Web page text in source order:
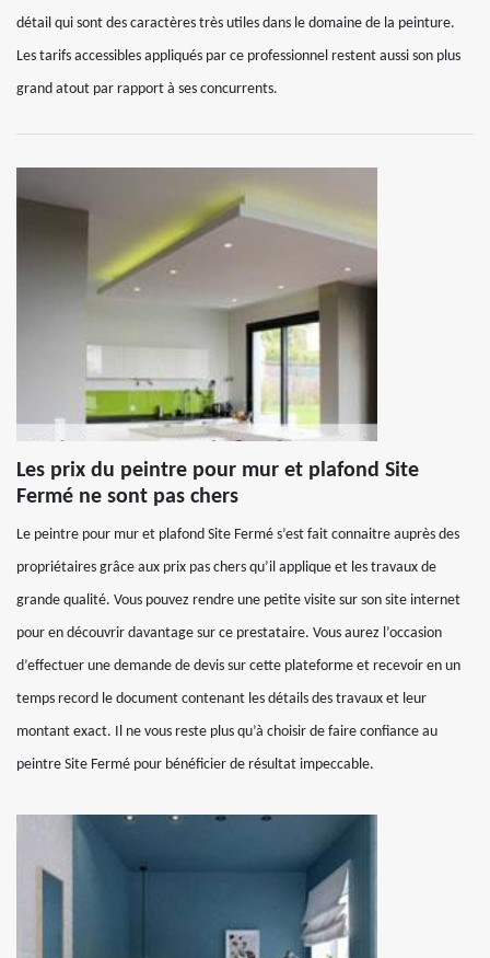
détail qui sont des caractères très utiles dans le domaine de la peinture.
Les tarifs accessibles appliqués par ce professionnel restent aussi son plus
grand atout par rapport à ses concurrents.
Les prix du peintre pour mur et plafond Site
Fermé ne sont pas chers
Le peintre pour mur et plafond Site Fermé s’est fait connaitre auprès des
propriétaires grâce aux prix pas chers qu’il applique et les travaux de
grande qualité. Vous pouvez rendre une petite visite sur son site internet
pour en découvrir davantage sur ce prestataire. Vous aurez l’occasion
d’effectuer une demande de devis sur cette plateforme et recevoir en un
temps record le document contenant les détails des travaux et leur
montant exact. Il ne vous reste plus qu’à choisir de faire confiance au
peintre Site Fermé pour bénéficier de résultat impeccable.